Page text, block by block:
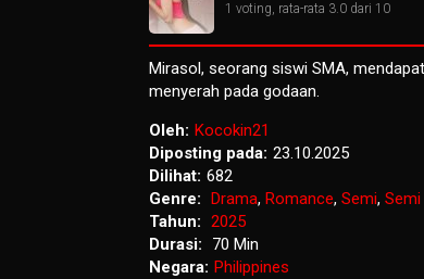
1 voting, rata-rata 3.0 dari 10
Mirasol, seorang siswi SMA,
menyerah pada godaan.
Oleh: Kocokin21
Diposting pada: 23.10.2025
Dilihat: 682
Genre: Drama, Romance, Semi, Semi
Tahun: 2025
Durasi:
70 Min
Negara: Philippines